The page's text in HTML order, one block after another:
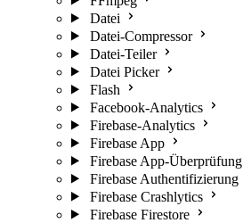
Datei
Datei-Compressor
Datei-Teiler
Datei Picker
Flash
Facebook-Analytics
Firebase-Analytics
Firebase App
Firebase App-Überprüfung
Firebase Authentifizierung
Firebase Crashlytics
Firebase Firestore